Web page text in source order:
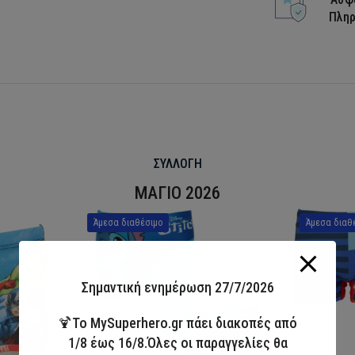
ΣΥΛΛΟΓΗ
ΜΑΓΙΟ 2026
Άμεσα διαθέσιμο Άμεσα
Σημαντική ενημέρωση 27/7/2026
🍹Το MySuperhero.gr πάει διακοπές από
1/8 έως 16/8.Όλες οι παραγγελίες θα